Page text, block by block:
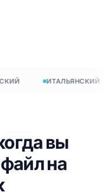
ИТАЛЬЯНСКИЙ
вы
на